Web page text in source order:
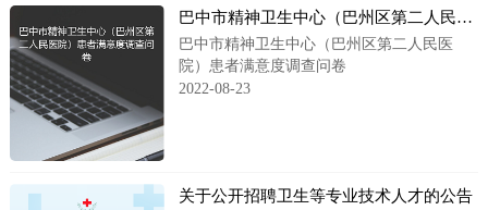
巴中市精神卫生中心（巴州区第二人民医院）患者满意度调查问卷
巴中市精神卫生中心（巴州区第二人民医
院）患者满意度调查问卷
2022-08-23
关于公开招聘卫生等专业技术人才的公告